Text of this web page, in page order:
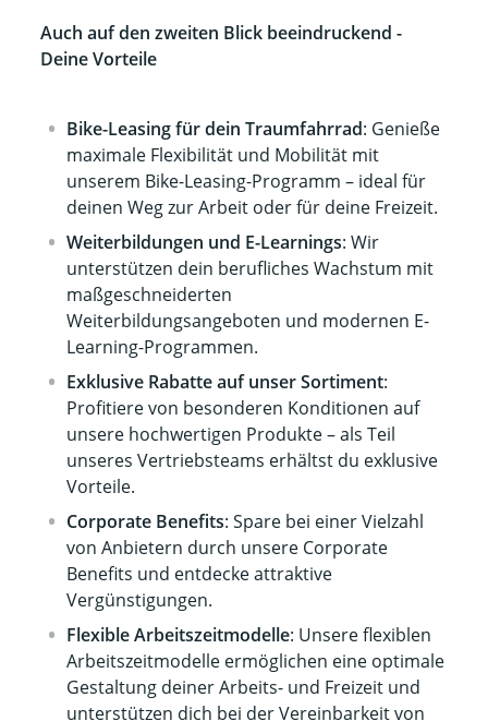
Auch auf den zweiten Blick beeindruckend -
Deine Vorteile
Bike-Leasing für dein Traumfahrrad: Genieße
maximale Flexibilität und Mobilität mit
unserem Bike-Leasing-Programm – ideal für
deinen Weg zur Arbeit oder für deine Freizeit.
Weiterbildungen und E-Learnings: Wir
unterstützen dein berufliches Wachstum mit
maßgeschneiderten
Weiterbildungsangeboten und modernen E-
Learning-Programmen.
Exklusive Rabatte auf unser Sortiment:
Profitiere von besonderen Konditionen auf
unsere hochwertigen Produkte – als Teil
unseres Vertriebsteams erhältst du exklusive
Vorteile.
Corporate Benefits: Spare bei einer Vielzahl
von Anbietern durch unsere Corporate
Benefits und entdecke attraktive
Vergünstigungen.
Flexible Arbeitszeitmodelle: Unsere flexiblen
Arbeitszeitmodelle ermöglichen eine optimale
Gestaltung deiner Arbeits- und Freizeit und
unterstützen dich bei der Vereinbarkeit von